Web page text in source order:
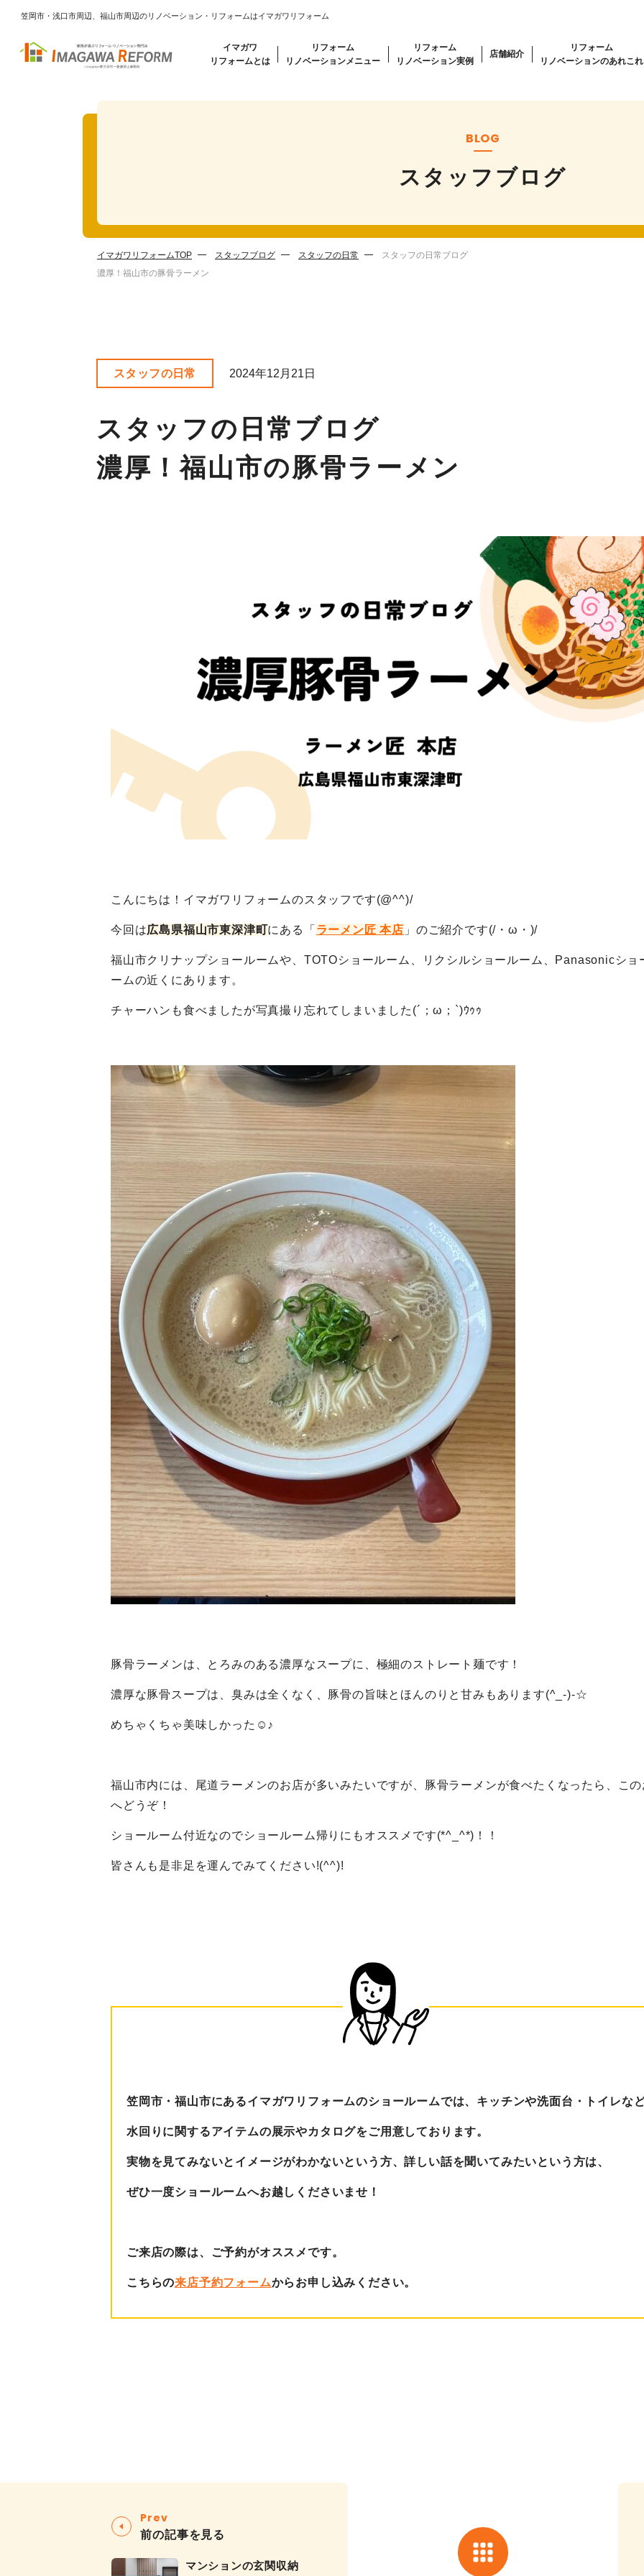
笠岡市・浅口市周辺、福山市周辺のリノベーション・リフォームはイマガワリフォーム
イマガワ
リフォームとは
リフォーム
リノベーションメニュー
リフォーム
リノベーション実例
店舗紹介
リフォーム
リノベーションのあれこれ
BLOG
スタッフブログ
イマガワリフォームTOP スタッフブログ スタッフの日常
スタッフの日常ブログ
濃厚！福山市の豚骨ラーメン
スタッフの日常 2024年12月21日
スタッフの日常ブログ
濃厚！福山市の豚骨ラーメン
こんにちは！イマガワリフォームのスタッフです(@^^)/
今回は広島県福山市東深津町にある「 ラーメン匠 本店 」のご紹介です(/・ω・)/
福山市クリナップショールームや、TOTOショールーム、リクシルショールーム、Panasonicショ
ームの近くにあります。
チャーハンも食べましたが写真撮り忘れてしまいました(´；ω；`)ｳｩｩ
豚骨ラーメンは、とろみのある濃厚なスープに、極細のストレート麺です！
濃厚な豚骨スープは、臭みは全くなく、豚骨の旨味とほんのりと甘みもあります(^_-)-☆
めちゃくちゃ美味しかった☺♪
福山市内には、尾道ラーメンのお店が多いみたいですが、豚骨ラーメンが食べたくなったら、こ
へどうぞ！
ショールーム付近なのでショールーム帰りにもオススメです(*^_^*)！！
皆さんも是非足を運んでみてください!(^^)!
笠岡市・福山市にあるイマガワリフォームのショールームでは、キッチンや洗面台・トイレな
水回りに関するアイテムの展示やカタログをご用意しております。
実物を見てみないとイメージがわかないという方、詳しい話を聞いてみたいという方は、
ぜひ一度ショールームへお越しくださいませ！
ご来店の際は、ご予約がオススメです。
こちらの来店予約フォームからお申し込みください。
Prev
前の記事を見る
マンションの玄関収納